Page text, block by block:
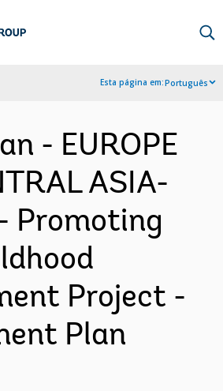
Esta página em:Português
- EUROPE
ASIA-
Promoting
Project -
Plan